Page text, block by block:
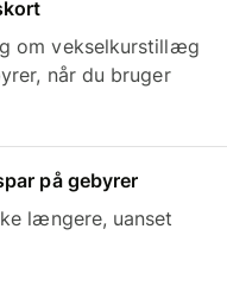
om vekselkurstillæg
når du bruger
på gebyrer
længere, uanset